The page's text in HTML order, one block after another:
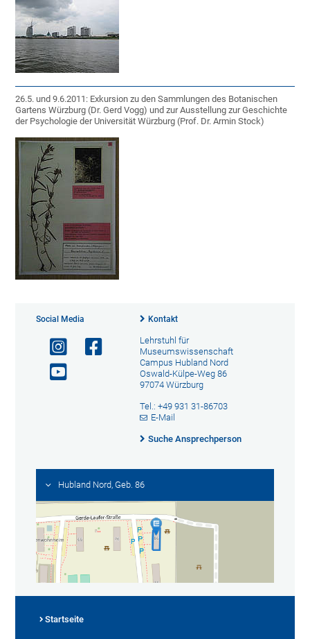
26.5. und 9.6.2011: Exkursion zu den Sammlungen des Botanischen
Gartens Würzburg (Dr. Gerd Vogg) und zur Ausstellung zur Geschichte
der Psychologie der Universität Würzburg (Prof. Dr. Armin Stock)
Social Media Kontakt
Lehrstuhl für
Museumswissenschaft
Campus Hubland Nord
Oswald-Külpe-Weg 86
97074 Würzburg
Tel.: +49 931 31-86703
E-Mail
Suche Ansprechperson
Hubland Nord, Geb. 86
Startseite